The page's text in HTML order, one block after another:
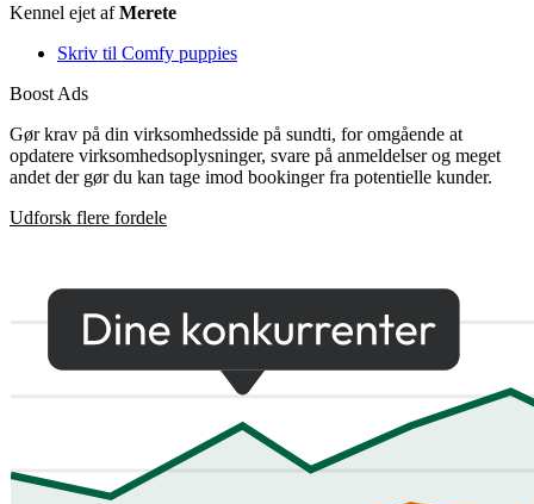
Kennel ejet afMerete
Skriv til Comfy puppies
Boost Ads
Gør krav på din virksomhedsside på sundti, for omgående at
opdatere virksomhedsoplysninger, svare på anmeldelser og meget
andet der gør du kan tage imod bookinger fra potentielle kunder.
Udforsk flere fordele